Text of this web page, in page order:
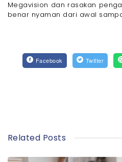
Megavision dan rasakan
benar nyaman dari awal
Facebook Twitter
Related Posts